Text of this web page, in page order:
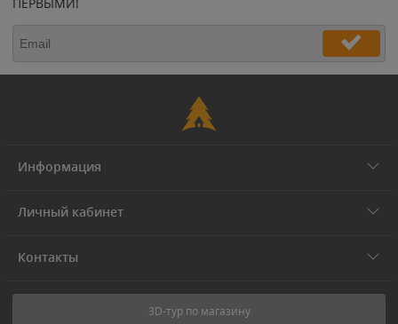
Информация
Личный кабинет
Контакты
3D-тур по магазину